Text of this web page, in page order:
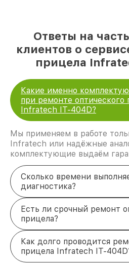
Ответы на
клиентов о
прицела
Какие именно
при ремонте оптического
Infratech IT-404D?
Мы применяем в работе
Infratech или надёжные
комплектующие выдаём
Сколько времени
диагностика?
Есть ли срочный ремонт
прицела?
Как долго проводится
прицела Infratech IT-